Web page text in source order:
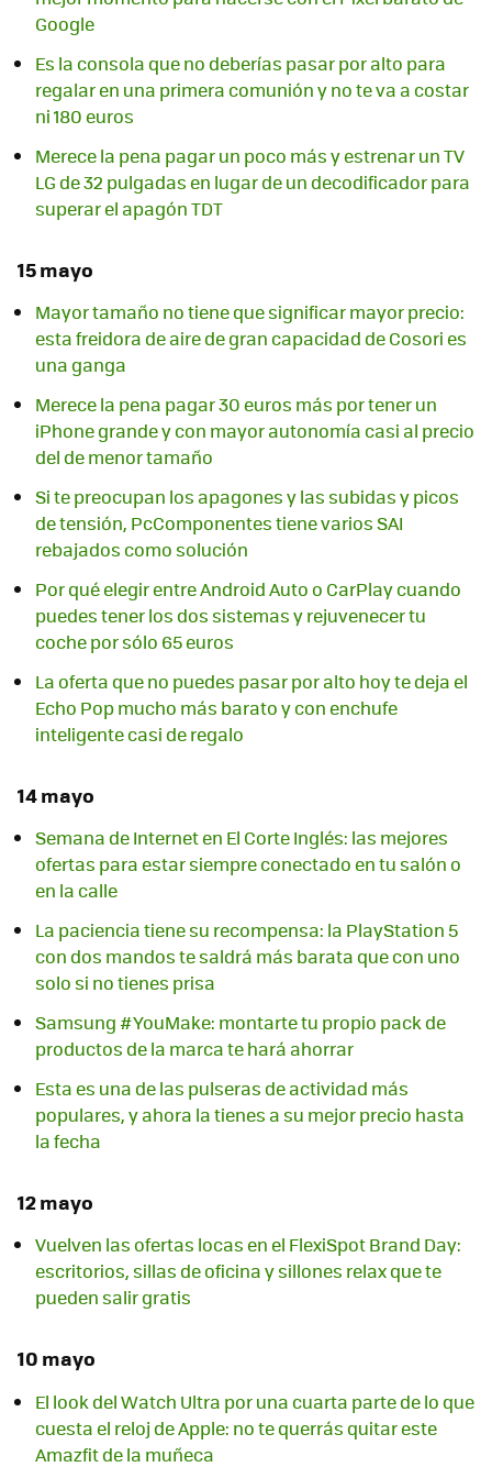
Google
Es la consola que no deberías pasar por alto para
regalar en una primera comunión y no te va a costar
ni 180 euros
Merece la pena pagar un poco más y estrenar un TV
LG de 32 pulgadas en lugar de un decodificador para
superar el apagón TDT
15 mayo
Mayor tamaño no tiene que significar mayor precio:
esta freidora de aire de gran capacidad de Cosori es
una ganga
Merece la pena pagar 30 euros más por tener un
iPhone grande y con mayor autonomía casi al precio
del de menor tamaño
Si te preocupan los apagones y las subidas y picos
de tensión, PcComponentes tiene varios SAI
rebajados como solución
Por qué elegir entre Android Auto o CarPlay cuando
puedes tener los dos sistemas y rejuvenecer tu
coche por sólo 65 euros
La oferta que no puedes pasar por alto hoy te deja el
Echo Pop mucho más barato y con enchufe
inteligente casi de regalo
14 mayo
Semana de Internet en El Corte Inglés: las mejores
ofertas para estar siempre conectado en tu salón o
en la calle
La paciencia tiene su recompensa: la PlayStation 5
con dos mandos te saldrá más barata que con uno
solo si no tienes prisa
Samsung #YouMake: montarte tu propio pack de
productos de la marca te hará ahorrar
Esta es una de las pulseras de actividad más
populares, y ahora la tienes a su mejor precio hasta
la fecha
12 mayo
Vuelven las ofertas locas en el FlexiSpot Brand Day:
escritorios, sillas de oficina y sillones relax que te
pueden salir gratis
10 mayo
El look del Watch Ultra por una cuarta parte de lo que
cuesta el reloj de Apple: no te querrás quitar este
Amazfit de la muñeca